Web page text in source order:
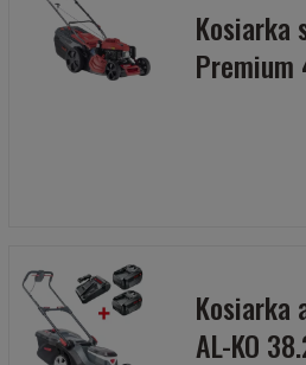
Kosiarka
Premium
Kosiarka
AL-KO